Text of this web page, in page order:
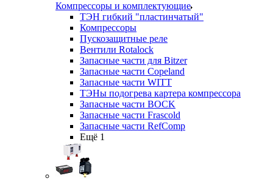
Компрессоры и комплектующие
ТЭН гибкий "пластинчатый"
Компрессоры
Пускозащитные реле
Вентили Rotalock
Запасные части для Bitzer
Запасные части Copeland
Запасные части WITT
ТЭНы подогрева картера компрессора
Запасные части BOCK
Запасные части Frascold
Запасные части RefComp
Ещё 1